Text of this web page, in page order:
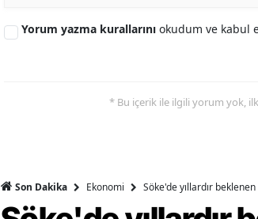
Tekirdağ
Uşak
Van
Yorum yazma kurallarını okudum ve kabul
* Bu içerik ile ilgili yorum yok,
Son Dakika Ekonomi Söke'de yıllardır